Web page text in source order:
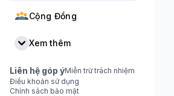
Cộng Đồng
Xem thêm
Liên hệ góp ýMiễn trừ trách nhiệm
Điều khoản sử dụng
Chính sách bảo mật